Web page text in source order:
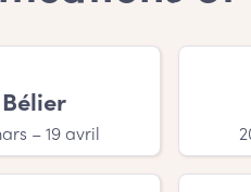
il des autres
autre prénom?
toute difficile. Une
Bélier
– 19 avril